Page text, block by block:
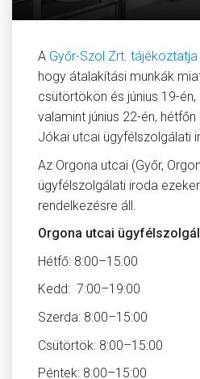
A Győr-Szol Zrt. tájékoztatja
hogy átalakítási munkák
csütörtökön és június 19-
valamint június 22-én,
Jókai utcai ügyfélszolgálati
Az Orgona utcai (Győr,
ügyfélszolgálati iroda
rendelkezésre áll.
Orgona utcai
Hétfő: 8:00–15:00
Kedd: 7:00–19:00
Szerda: 8:00–15:00
Csütörtök: 8:00–15:00
Péntek: 8:00–15:00